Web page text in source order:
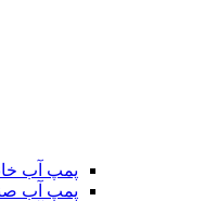
پمپ آب
پمپ آب